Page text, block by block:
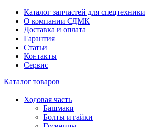
Каталог запчастей для спецтехники
О компании СДМК
Доставка и оплата
Гарантия
Статьи
Контакты
Сервис
Каталог товаров
Ходовая часть
Башмаки
Болты и гайки